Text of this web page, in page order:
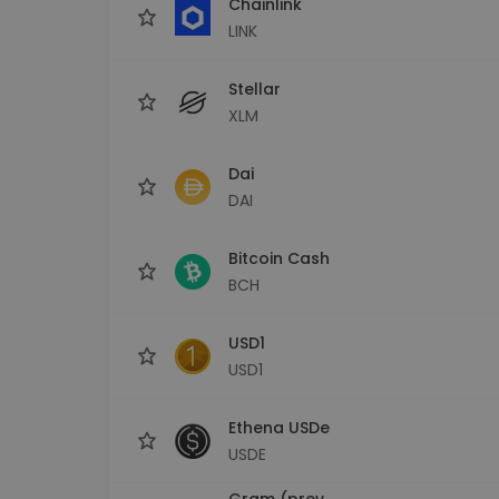
LINK
Stellar
XLM
Dai
DAI
Bitcoin Cash
BCH
USD1
USD1
Ethena USDe
USDE